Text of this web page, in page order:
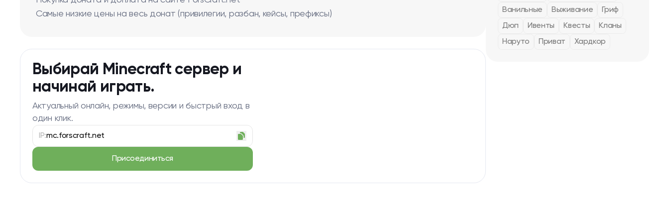
Самые низкие цены на весь донат (привилегии, разбан, кейсы, префиксы)
Выбирай Minecraft сервер и
начинай играть.
Актуальный онлайн, режимы, версии и быстрый вход в
один клик.
IP:mc.forscraft.net
Присоединиться
Ванильные
Выживание
Гриф
Дюп
Ивенты Квесты
Кланы
Наруто
Приват Хардкор